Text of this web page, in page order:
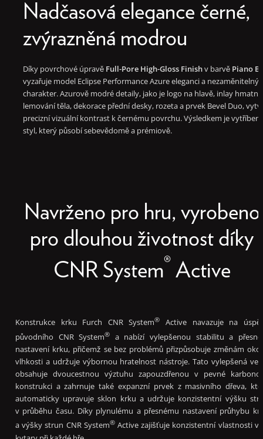
Nadčasová elegance černé,
zvýrazněná modrou
Díky povrchové úpravě Full-Pore High-Gloss Finishv barvě Piano
vyzařuje model Eclipse Performance Azure eleganci a nezaměnitelný
charakter. Azurově modré detaily, jako je logo na hlavě, inlay
lemování těla, dekorace přední desky, rozeta a prvek Bevel Duo,
precizní vizuální kontrast k černému povrchu. Výsledkem je
styl, který působí sebevědomě a prémiově.
Navrženo pro hru, vyrobeno
pro dlouhou životnost díky
CNR System® Active
Konstrukce krku Furch CNR System®
Active navazuje na
původního CNR System® a nabízí vylepšenou stabilitu a
nastavení krku, přičemž se bez problémů přizpůsobuje změnám
vlhkosti a udržuje výbornou hratelnost nástroje. Tato vylepšená
obsahuje dvoucestnou výztuhu zapouzdřenou v pevné
konstrukci a zahrnuje také expanzní prvek z masivního dřeva,
automaticky upravuje sklon krku a udržuje konzistentní výšku
v průběhu času. Díky plynulému a přesnému nastavení průhybu
a výšky strun CNR System®Active zajišťuje konzistentní vlastnosti